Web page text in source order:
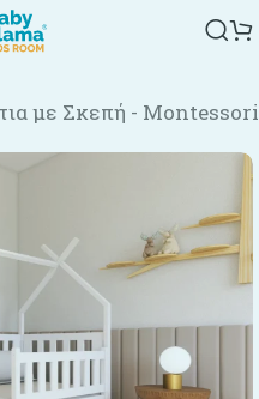
με Σκεπή - Montessori